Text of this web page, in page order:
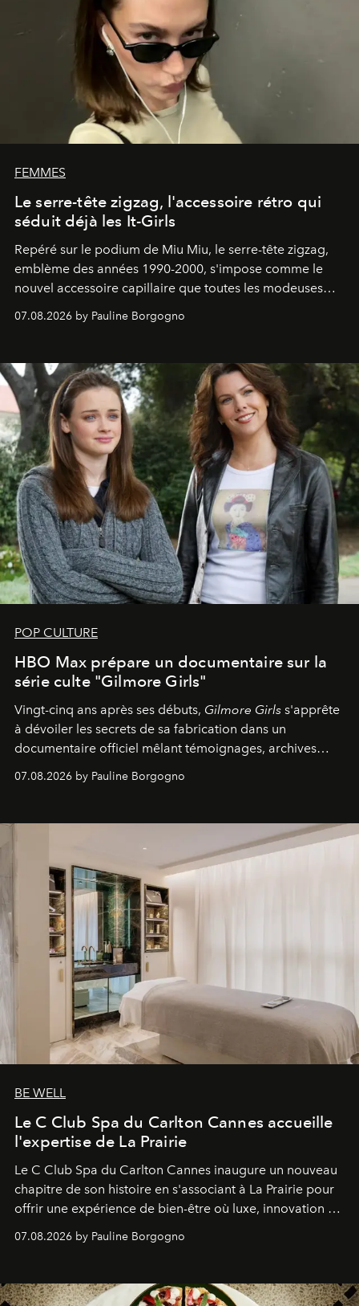
FEMMES
Le serre-tête zigzag, l'accessoire rétro qui
séduit déjà les It-Girls
Repéré sur le podium de Miu Miu, le serre-tête zigzag,
emblème des années 1990-2000, s'impose comme le
nouvel accessoire capillaire que toutes les modeuses
07.08.2026 by Pauline Borgogno
POP CULTURE
HBO Max prépare un documentaire sur la
série culte "Gilmore Girls"
Vingt-cinq ans après ses débuts, Gilmore Girls s'apprête
à dévoiler les secrets de sa fabrication dans un
documentaire officiel mêlant témoignages, archives
générationnel.
07.08.2026 by Pauline Borgogno
BE WELL
Le C Club Spa du Carlton Cannes accueille
l'expertise de La Prairie
Le C Club Spa du Carlton Cannes inaugure un nouveau
chapitre de son histoire en s'associant à La Prairie pour
offrir une expérience de bien-être où luxe, innovation et
07.08.2026 by Pauline Borgogno